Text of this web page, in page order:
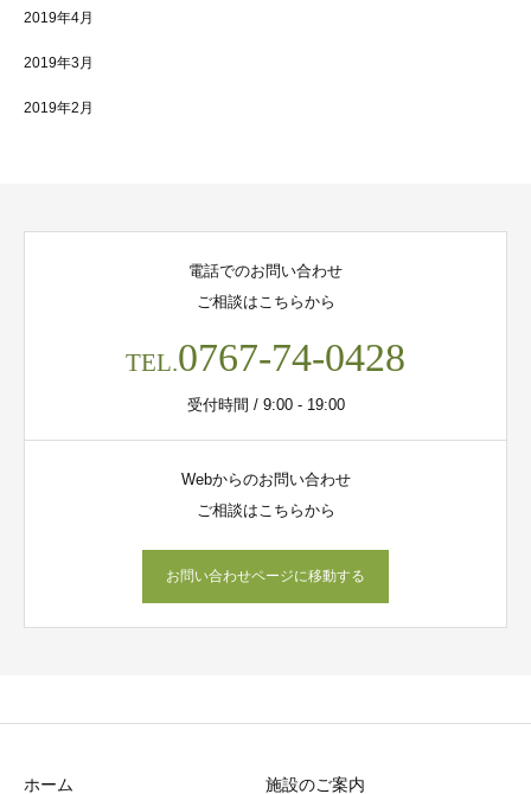
2019年4月
2019年3月
2019年2月
電話でのお問い合わせ
ご相談はこちらから
TEL.0767-74-0428
受付時間 / 9:00 - 19:00
Webからのお問い合わせ
ご相談はこちらから
お問い合わせページに移動する
ホーム 施設のご案内